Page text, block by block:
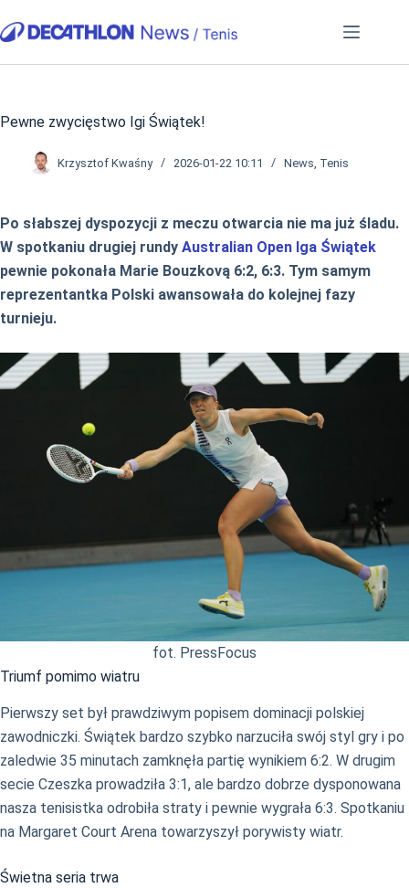
do
Pewne zwycięstwo Igi Świątek!
Krzysztof Kwaśny 2026-01-22 10:11 News Tenis
Po słabszej dyspozycji z meczu otwarcia nie ma już śladu.
W spotkaniu drugiej rundy Australian Open Iga Świątek
pewnie pokonała Marie Bouzkovą 6:2, 6:3. Tym samym
reprezentantka Polski awansowała do kolejnej fazy
turnieju.
fot. PressFocus
Triumf pomimo wiatru
Pierwszy set był prawdziwym popisem dominacji polskiej
zawodniczki. Świątek bardzo szybko narzuciła swój styl gry i po
zaledwie 35 minutach zamknęła partię wynikiem 6:2. W drugim
secie Czeszka prowadziła 3:1, ale bardzo dobrze dysponowana
nasza tenisistka odrobiła straty i pewnie wygrała 6:3. Spotkaniu
na Margaret Court Arena towarzyszył porywisty wiatr.
Świetna seria trwa